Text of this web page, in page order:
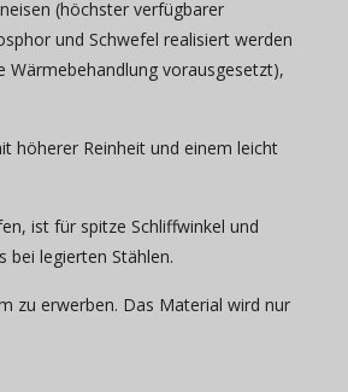
(höchster verfügbarer
und Schwefel realisiert werden
vorausgesetzt),
höherer Reinheit und einem leicht
ist für spitze Schliffwinkel und
bei legierten Stählen.
zu erwerben. Das Material wird nur